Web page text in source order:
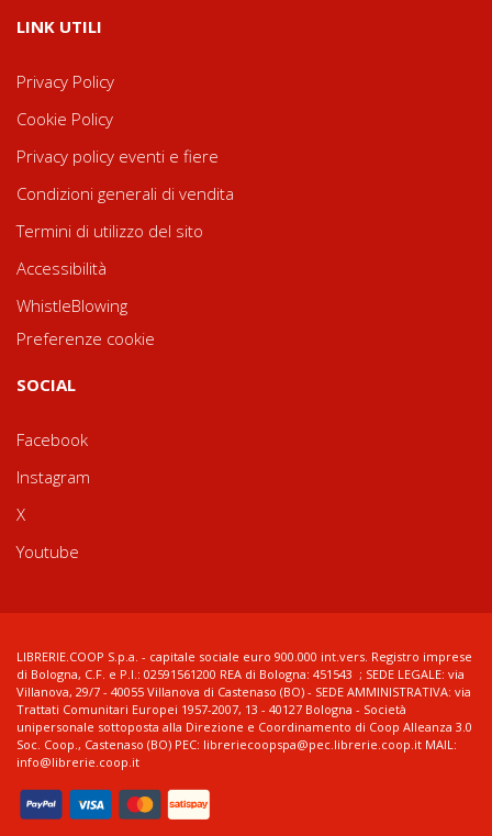
LINK UTILI
Privacy Policy
Cookie Policy
Privacy policy eventi e fiere
Condizioni generali di vendita
Termini di utilizzo del sito
Accessibilità
WhistleBlowing
Preferenze cookie
SOCIAL
Facebook
Instagram
X
Youtube
LIBRERIE.COOP S.p.a. - capitale sociale euro 900.000 int.vers. Registro imprese
di Bologna, C.F. e P.I.: 02591561200 REA di Bologna: 451543 ; SEDE LEGALE: via
Villanova, 29/7 - 40055 Villanova di Castenaso (BO) - SEDE AMMINISTRATIVA: via
Trattati Comunitari Europei 1957-2007, 13 - 40127 Bologna - Società
unipersonale sottoposta alla Direzione e Coordinamento di Coop Alleanza 3.0
Soc. Coop., Castenaso (BO) PEC: libreriecoopspa@pec.librerie.coop.it MAIL:
info@librerie.coop.it